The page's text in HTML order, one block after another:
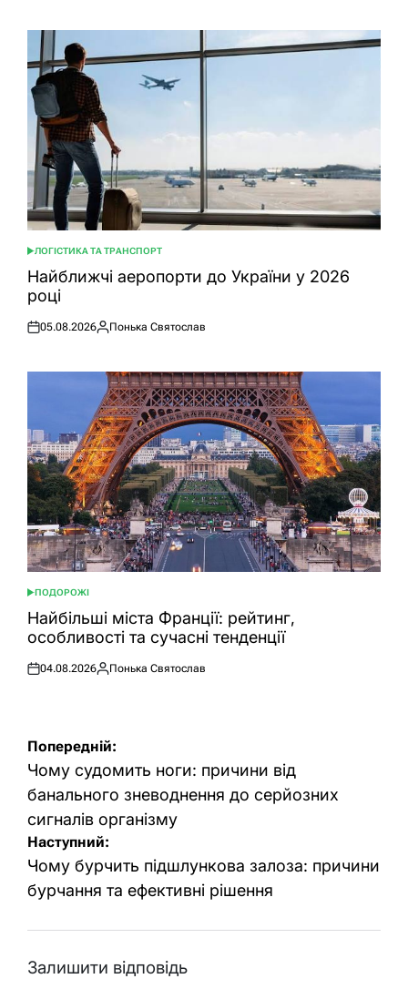
ОПУБЛІКУВАТИ
У
ЛОГІСТИКА ТА ТРАНСПОРТ
Найближчі аеропорти до України у 2026
році
Оприлюднено
05.08.2026
Опубліковано
Понька Святослав
ОПУБЛІКУВАТИ
У
ПОДОРОЖІ
Найбільші міста Франції: рейтинг,
особливості та сучасні тенденції
Оприлюднено
04.08.2026
Опубліковано
Понька Святослав
Навігація
записів
Попередній:
Чому судомить ноги: причини від
банального зневоднення до серйозних
сигналів організму
Наступний:
Чому бурчить підшлункова залоза: причини
бурчання та ефективні рішення
Залишити відповідь